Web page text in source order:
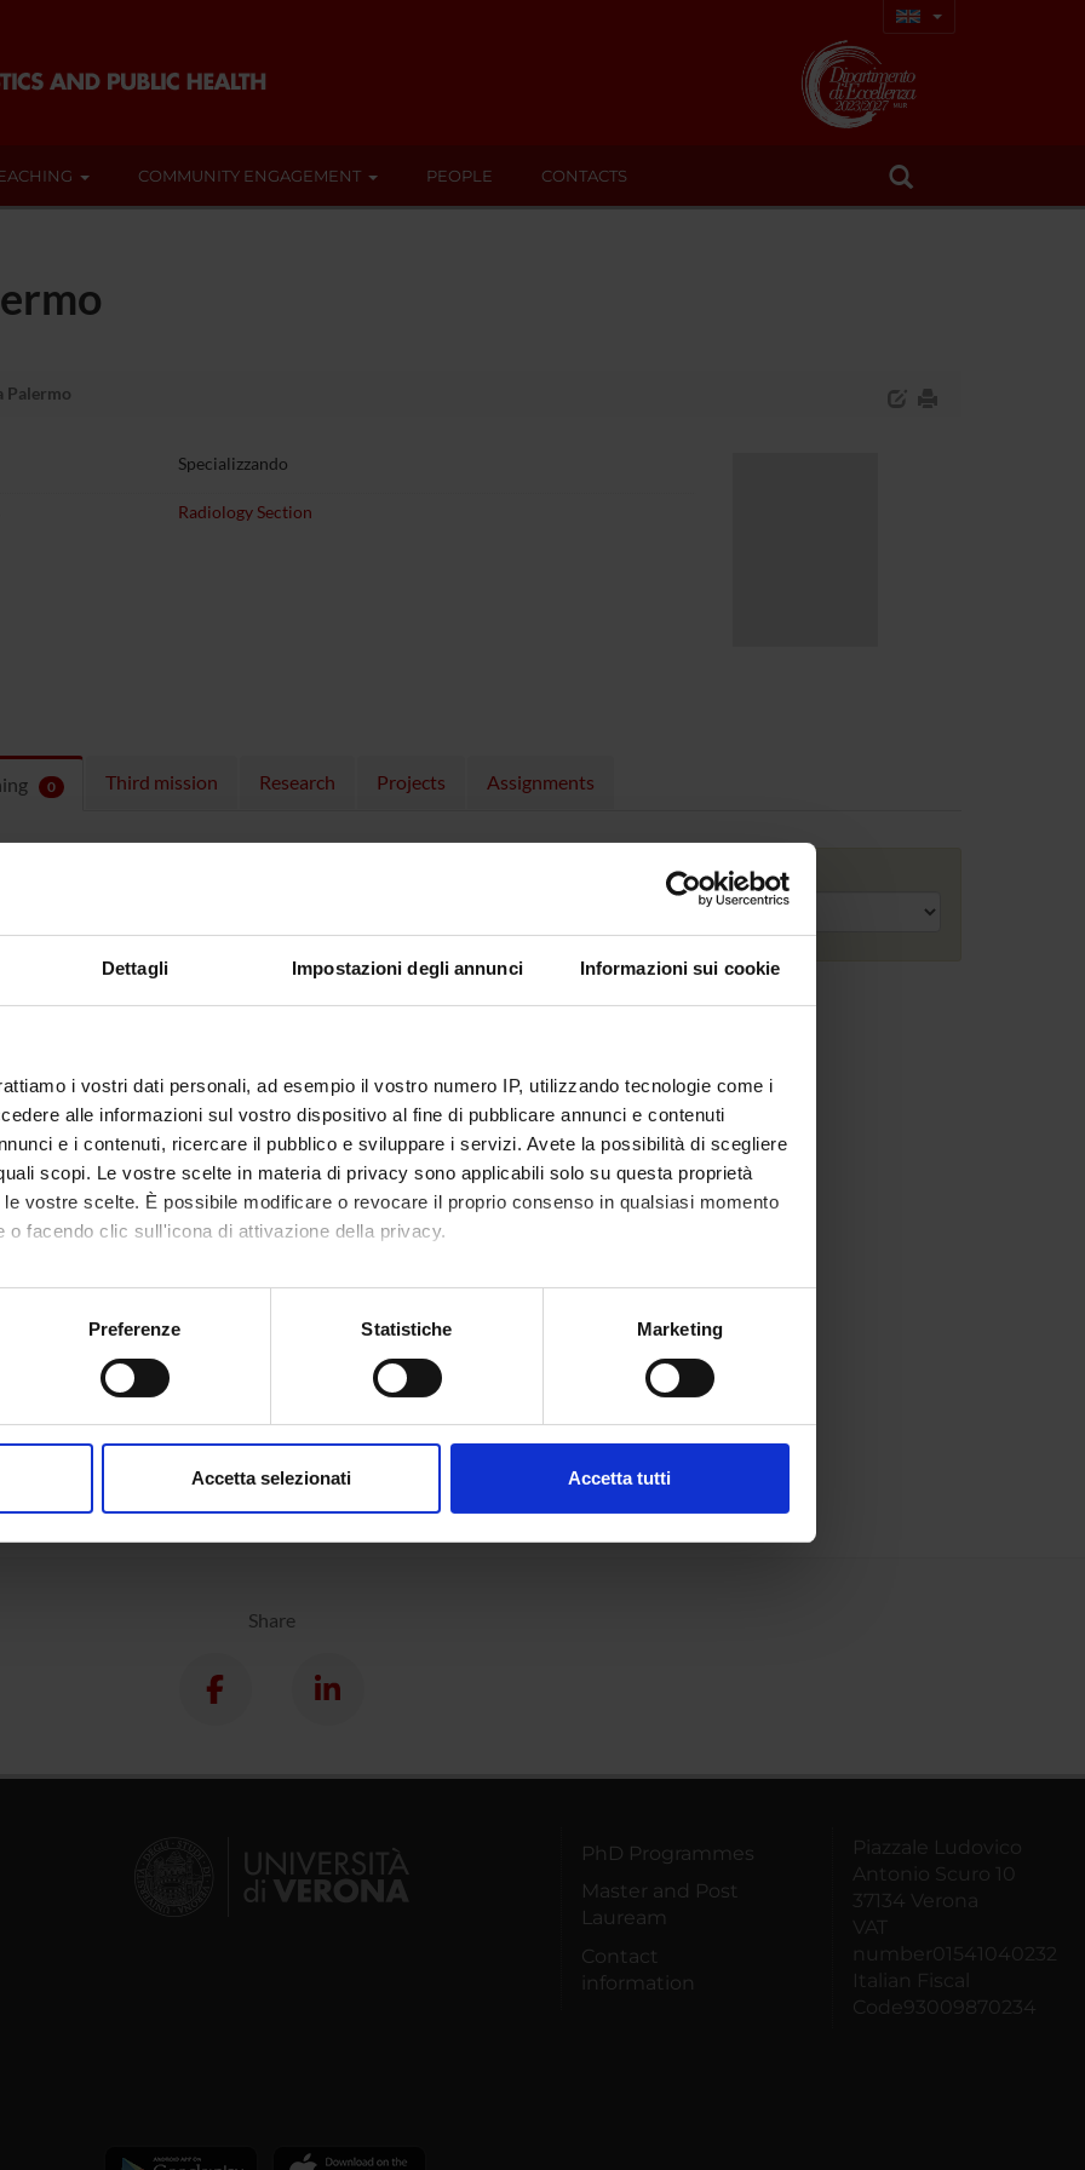
Dettagli Impostazioni degli annunci Informazioni sui cookie
i vostri dati personali, ad esempio il vostro numero IP, utilizzando tecnologie come i
alle informazioni sul vostro dispositivo al fine di pubblicare annunci e contenuti
e i contenuti, ricercare il pubblico e sviluppare i servizi. Avete la possibilità di scegliere
scopi. Le vostre scelte in materia di privacy sono applicabili solo su questa proprietà
vostre scelte. È possibile modificare o revocare il proprio consenso in qualsiasi momento
o facendo clic sull'icona di attivazione della privacy.
anche:
sulla tua posizione geografica, con un'approssimazione di qualche metro,
in qualsiasi momento dalla Dichiarazione sui cookie.
Preferenze Statistiche Marketing
Accetta selezionati Accetta tutti
COMMUNITY ENGAGEMENT PEOPLE CONTACTS
Palermo
Specializzando
Radiology Section
0 Third mission Research Projects Assignments
the module to see the timetable and course details.
Academic year
Share
PhD Programmes
Master and Post
Lauream
Contact
information
Piazzale Ludovico
Antonio Scuro 10
37134 Verona
VAT
number01541040232
Italian Fiscal
Code93009870234